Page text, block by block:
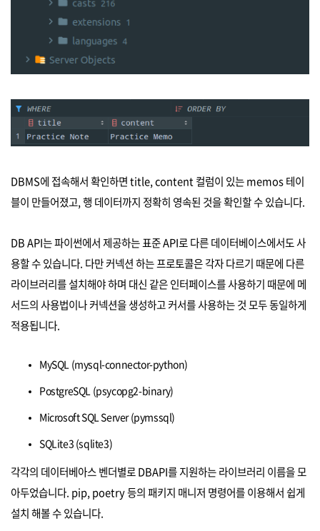
DBMS에 접속해서 확인하면 title, content 컬럼이 있는 memos 테이
블이 만들어졌고, 행 데이터까지 정확히 영속된 것을 확인할 수 있습니다.
DB API는 파이썬에서 제공하는 표준 API로 다른 데이터베이스에서도 사
용할 수 있습니다. 다만 커넥션 하는 프로토콜은 각자 다르기 때문에 다른
라이브러리를 설치해야 하며 대신 같은 인터페이스를 사용하기 때문에 메
서드의 사용법이나 커넥션을 생성하고 커서를 사용하는 것 모두 동일하게
적용됩니다.
MySQL (mysql-connector-python)
PostgreSQL (psycopg2-binary)
Microsoft SQL Server (pymssql)
SQLite3 (sqlite3)
각각의 데이터베아스 벤더별로 DBAPI를 지원하는 라이브러리 이름을 모
아두었습니다. pip, poetry 등의 패키지 매니저 명령어를 이용해서 쉽게
설치 해볼 수 있습니다.